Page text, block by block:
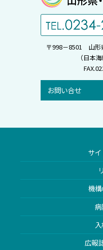
〒998－8501 山形
（日本
お問い合せ
サ
機
広報